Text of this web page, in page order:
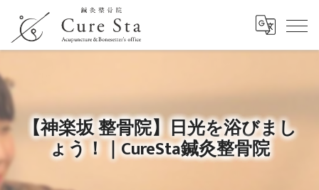
【神楽坂 整骨院】日光を浴びまし
ょう！｜CureSta鍼灸整骨院